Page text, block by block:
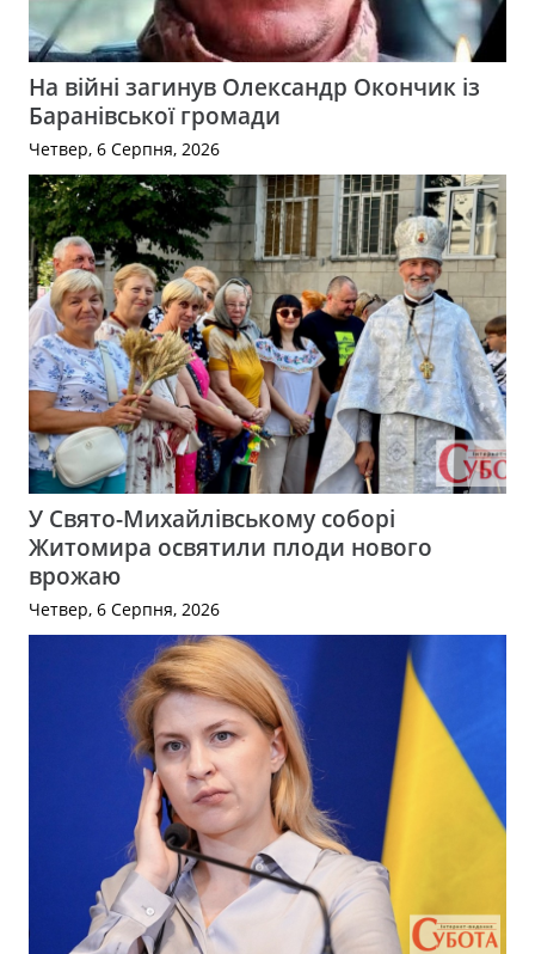
На війні загинув Олександр Окончик із
Баранівської громади
Четвер, 6 Серпня, 2026
У Свято-Михайлівському соборі
Житомира освятили плоди нового
врожаю
Четвер, 6 Серпня, 2026